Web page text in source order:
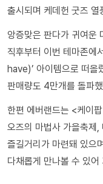
출시되며 케데헌 굿즈 열
앙증맞은 판다가 귀여운
직후부터 이번 테마존에
have)’ 아이템으로 떠올
판매량도 4만개를 돌파
한편 에버랜드는 <케이
오즈의 마법사 가을축제
즐길거리가 마련돼 있으
다채롭게 만나볼 수 있